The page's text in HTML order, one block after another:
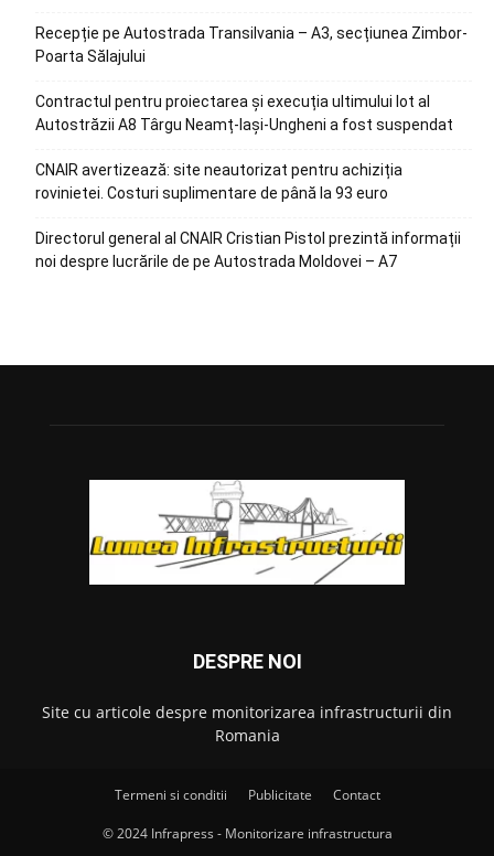
Recepție pe Autostrada Transilvania – A3, secțiunea Zimbor-
Poarta Sălajului
Contractul pentru proiectarea și execuția ultimului lot al
Autostrăzii A8 Târgu Neamț-Iași-Ungheni a fost suspendat
CNAIR avertizează: site neautorizat pentru achiziția
rovinietei. Costuri suplimentare de până la 93 euro
Directorul general al CNAIR Cristian Pistol prezintă informații
noi despre lucrările de pe Autostrada Moldovei – A7
DESPRE NOI
Site cu articole despre monitorizarea infrastructurii din
Romania
Termeni si conditii Publicitate Contact
© 2024 Infrapress - Monitorizare infrastructura